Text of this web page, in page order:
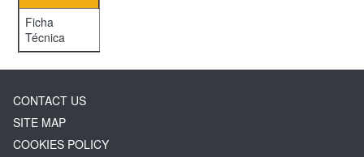
Ficha
Técnica
CONTACT US
SITE MAP
COOKIES POLICY